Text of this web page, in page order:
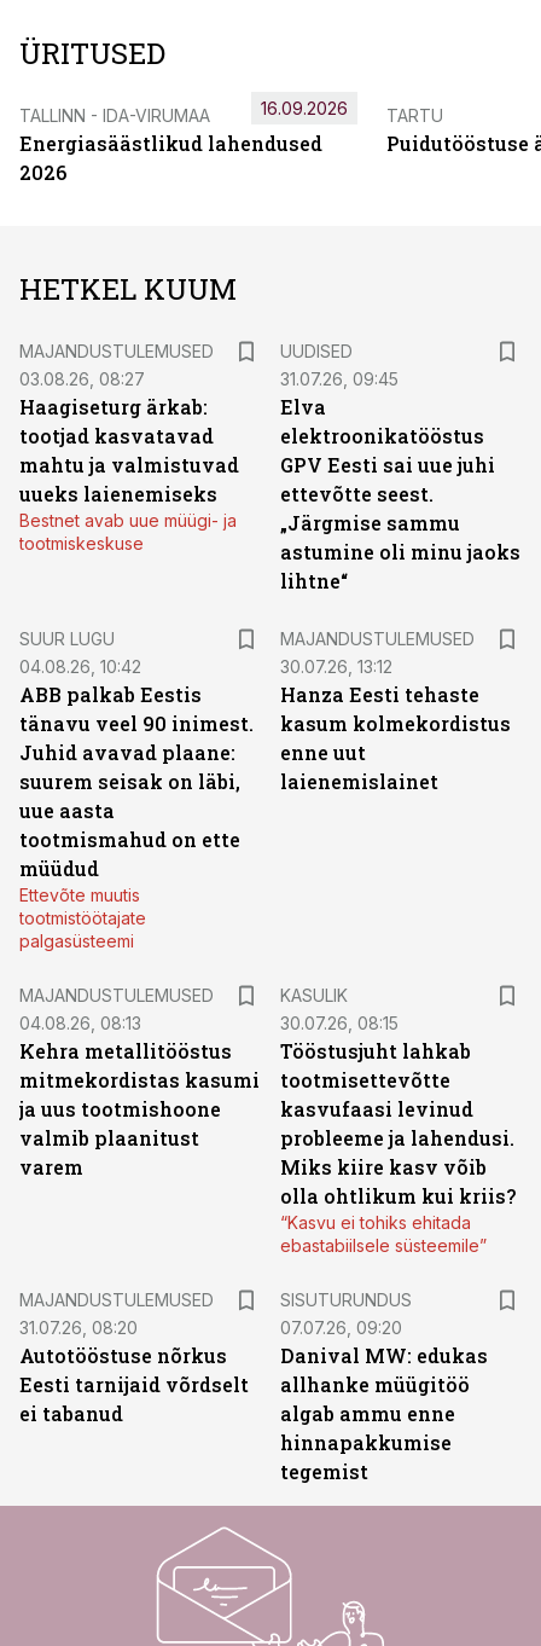
ÜRITUSED
TALLINN - IDA-VIRUMAA
Energiasäästlikud lahendused
2026
16.09.2026 TARTU
Puidutööstuse
HETKEL KUUM
MAJANDUSTULEMUSED
03.08.26, 08:27
Haagiseturg ärkab:
tootjad kasvatavad
mahtu ja valmistuvad
uueks laienemiseks
Bestnet avab uue müügi- ja
tootmiskeskuse
UUDISED
31.07.26, 09:45
Elva
elektroonikatööstus
GPV Eesti sai uue juhi
ettevõtte seest.
„Järgmise sammu
astumine oli minu jaoks
lihtne“
SUUR LUGU
04.08.26, 10:42
ABB palkab Eestis
tänavu veel 90 inimest.
Juhid avavad plaane:
suurem seisak on läbi,
uue aasta
tootmismahud on ette
müüdud
Ettevõte muutis
tootmistöötajate
palgasüsteemi
MAJANDUSTULEMUSED
30.07.26, 13:12
Hanza Eesti tehaste
kasum kolmekordistus
enne uut
laienemislainet
MAJANDUSTULEMUSED
04.08.26, 08:13
Kehra metallitööstus
mitmekordistas kasumi
ja uus tootmishoone
valmib plaanitust
varem
KASULIK
30.07.26, 08:15
Tööstusjuht lahkab
tootmisettevõtte
kasvufaasi levinud
probleeme ja lahendusi.
Miks kiire kasv võib
olla ohtlikum kui kriis?
“Kasvu ei tohiks ehitada
ebastabiilsele süsteemile”
MAJANDUSTULEMUSED
31.07.26, 08:20
Autotööstuse nõrkus
Eesti tarnijaid võrdselt
ei tabanud
SISUTURUNDUS
07.07.26, 09:20
Danival MW: edukas
allhanke müügitöö
algab ammu enne
hinnapakkumise
tegemist